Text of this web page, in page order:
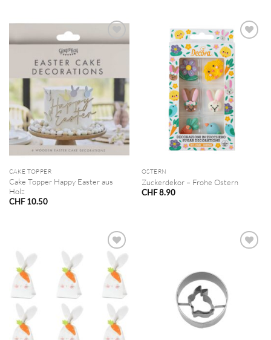
CAKE TOPPER
Cake Topper Happy Easter aus
Holz
CHF10.50
OSTERN
Zuckerdekor – Frohe Ostern
CHF8.90